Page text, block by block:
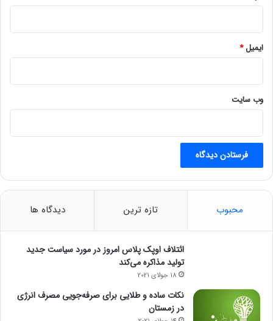
و
۱
۰
ع
ض
ه
م
ک
ایمیل*
وب‌ سایت
محبوب تازه ترین دیدگاه ها
ائتلاف اوپک پلاس امروز در مورد سیاست جدید
تولید مذاکره می‌کند
18 جولای 2021
نکات ساده و طلایی برای صرفه‌جویی مصرف انرژی
در زمستان